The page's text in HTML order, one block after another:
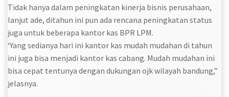
Tidak hanya dalam peningkatan kinerja bisnis perusahaan,
lanjut ade, ditahun ini pun ada rencana peningkatan status
juga untuk beberapa kantor kas BPR LPM.
‘Yang sedianya hari ini kantor kas mudah mudahan di tahun
ini juga bisa menjadi kantor kas cabang. Mudah mudahan ini
bisa cepat tentunya dengan dukungan ojk wilayah bandung,”
jelasnya.